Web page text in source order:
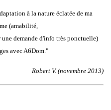
à la nature éclatée de ma
(amabilité,
demande d'info très ponctuelle)
avec A6Dom."
Robert V. (novembre 2013)